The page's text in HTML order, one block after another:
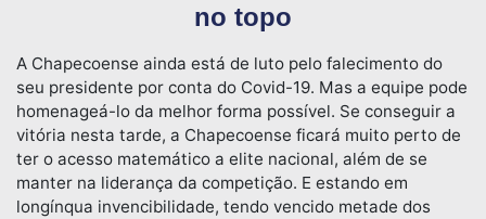
no topo
A Chapecoense ainda está de luto pelo falecimento do
seu presidente por conta do Covid-19. Mas a equipe pode
homenageá-lo da melhor forma possível. Se conseguir a
vitória nesta tarde, a Chapecoense ficará muito perto de
ter o acesso matemático a elite nacional, além de se
manter na liderança da competição. E estando em
longínqua invencibilidade, tendo vencido metade dos